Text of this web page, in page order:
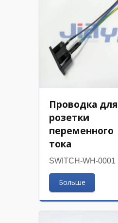
Проводка для
розетки
переменного
тока
SWITCH-WH-0001
Больше